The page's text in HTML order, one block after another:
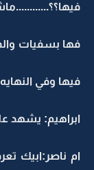
فها بسفيات
فيها وفي
ابراهيم: يشهد
ام ناصر:ابيك